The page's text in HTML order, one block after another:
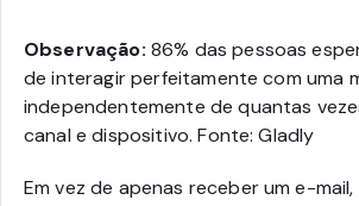
Observação: 86% das pessoas
de interagir perfeitamente com uma
independentemente de quantas
canal e dispositivo. Fonte: Gladly
Em vez de apenas receber um e-mail,